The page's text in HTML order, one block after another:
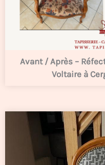
Avant / Après –
Voltaire à